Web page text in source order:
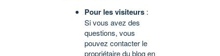
Pour les visiteurs :
Si vous avez des
questions, vous
pouvez contacter le
propriétaire du blog en